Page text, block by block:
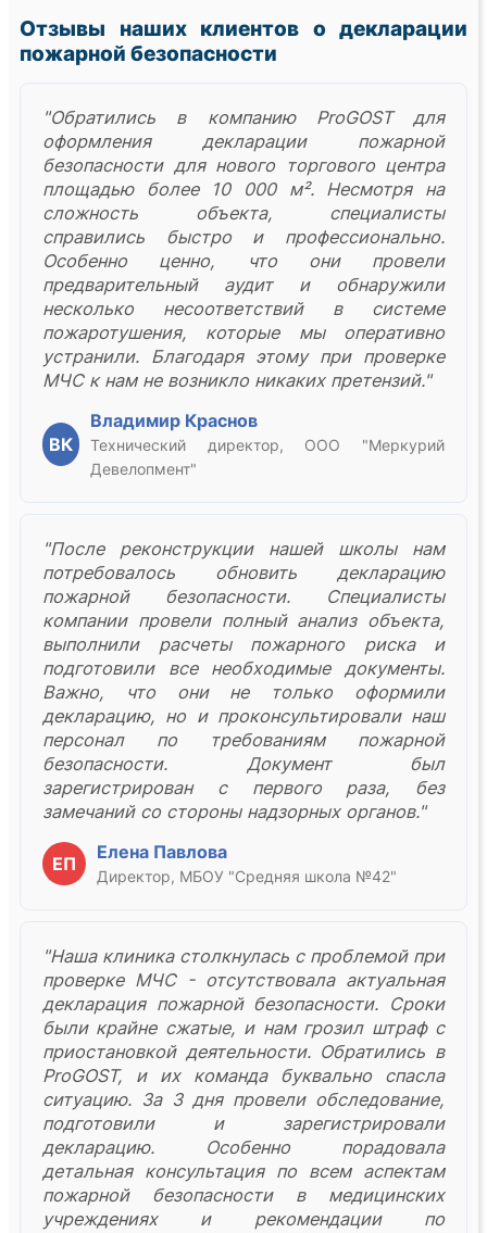
Отзывы наших клиентов о декларации
пожарной безопасности
"Обратились в компанию ProGOST для
оформления декларации пожарной
безопасности для нового торгового центра
площадью более 10 000 м². Несмотря на
сложность объекта, специалисты
справились быстро и профессионально.
Особенно ценно, что они провели
предварительный аудит и обнаружили
несколько несоответствий в системе
пожаротушения, которые мы оперативно
устранили. Благодаря этому при проверке
МЧС к нам не возникло никаких претензий."
ВК
Владимир Краснов
Технический директор, ООО "Меркурий
Девелопмент"
"После реконструкции нашей школы нам
потребовалось обновить декларацию
пожарной безопасности. Специалисты
компании провели полный анализ объекта,
выполнили расчеты пожарного риска и
подготовили все необходимые документы.
Важно, что они не только оформили
декларацию, но и проконсультировали наш
персонал по требованиям пожарной
безопасности. Документ был
зарегистрирован с первого раза, без
замечаний со стороны надзорных органов."
ЕП
Елена Павлова
Директор, МБОУ "Средняя школа №42"
"Наша клиника столкнулась с проблемой при
проверке МЧС - отсутствовала актуальная
декларация пожарной безопасности. Сроки
были крайне сжатые, и нам грозил штраф с
приостановкой деятельности. Обратились в
ProGOST, и их команда буквально спасла
ситуацию. За 3 дня провели обследование,
подготовили и зарегистрировали
декларацию. Особенно порадовала
детальная консультация по всем аспектам
пожарной безопасности в медицинских
учреждениях и рекомендации по